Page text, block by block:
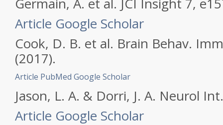
Article Google Scholar
Cook, D. B. et al. Brain Behav.
(2017).
Article PubMed Google Scholar
Jason, L. A. & Dorri, J. A. Neurol Int.
Article Google Scholar